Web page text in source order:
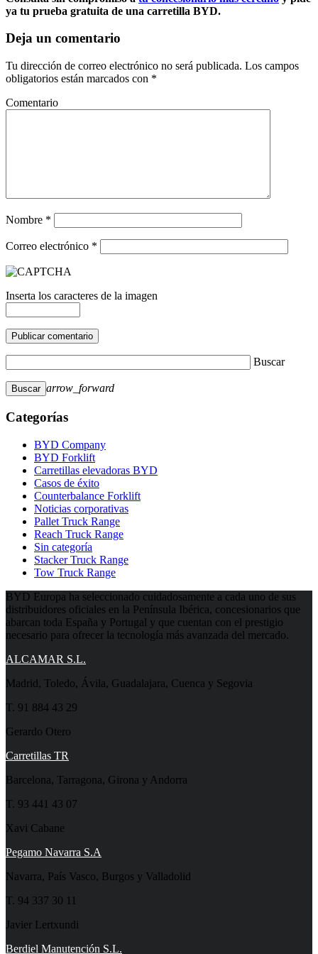
ya tu prueba gratuita de una carretilla BYD.
Deja un comentario
Tu dirección de correo electrónico no será publicada. Los campos
obligatorios están marcados con *
Comentario
Nombre *
Correo electrónico *
Inserta los caracteres de la imagen
Buscar
arrow_forward
Categorías
BYD Company
BYD Forklift
Carretillas elevadoras BYD
Casos de éxito
Counterbalance Forklift
Noticias corporativas
Pallet Truck Range
Reach Truck Range
Sin categoría
Stacker Truck Range
Tow Truck Range
BYD Europa ha seleccionado cuidadosamente a cada uno de sus
distribuidores oficiales en la Península Ibérica, concesionarios que
abarcan toda España y Portugal y que cuentan con el prestigio
necesario para ofrecer la tecnología más avanzada del mercado.
ALCAMAR S.L.
Madrid, Toledo, Ávila, Guadalajara, Cuenca y Segovia
T. 91 884 43 29
Gerardo Otero
Carretillas TR
Barcelona, Tarragona, Girona y Andorra
T. 93 441 43 07
Xavi Cabane
Pegamo Navarra S.A
Navarra, País Vasco, Burgos y Valladolid
T. 94 337 30 11
Javier Lertxundi
Berdiel Manutención S.L.